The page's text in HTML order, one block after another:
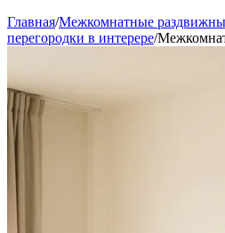
Главная/Межкомнатные
перегородки в интерере/